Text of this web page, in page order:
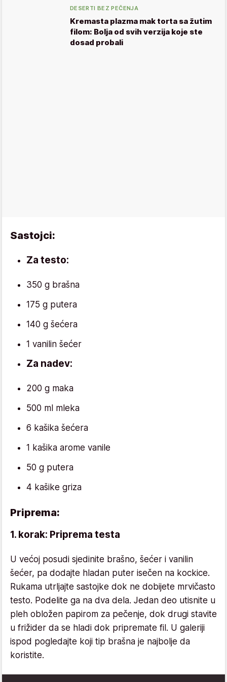
DESERTI BEZ PEČENJA
Kremasta plazma mak torta sa žutim
filom: Bolja od svih verzija koje ste
dosad probali
Sastojci:
Za testo:
350 g brašna
175 g putera
140 g šećera
1 vanilin šećer
Za nadev:
200 g maka
500 ml mleka
6 kašika šećera
1 kašika arome vanile
50 g putera
4 kašike griza
Priprema:
1. korak: Priprema testa
U većoj posudi sjedinite brašno, šećer i vanilin
šećer, pa dodajte hladan puter isečen na kockice.
Rukama utrljajte sastojke dok ne dobijete mrvičasto
testo. Podelite ga na dva dela. Jedan deo utisnite u
pleh obložen papirom za pečenje, dok drugi stavite
u frižider da se hladi dok pripremate fil. U galeriji
ispod pogledajte koji tip brašna je najbolje da
koristite.